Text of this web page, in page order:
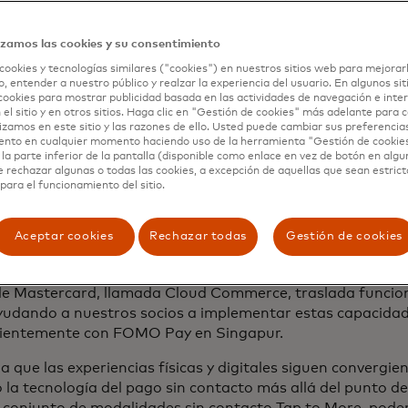
adoptarontap to ride, las billeteras digitales se
sin contacto se convirtieron en una necesidad
sin contacto ahora representa más de dos de
en la red Mastercard. Es memoria muscular. Es un
experiencias de consumo rápidas y seguras y, en
Y es capaz de mucho más.
la tecnología sin contacto para facilitar a los
de pagos a través de sus propios teléfonos
Tap on Phone, ahora disponibles en más de 110
que necesitan opciones de aceptación
soluciones para eliminar colas para grandes minoristas
toquen para compras en vuelo en las principales
las soluciones Tap on Phone con nuestros socios, la
Mastercard, llamada Cloud Commerce, traslada
a nuestros socios a implementar estas
con FOMO Pay en Singapur.
que las experiencias físicas y digitales siguen
la tecnología del pago sin contacto más allá del punto
las cookies y su consentimiento
y tecnologías similares ("cookies") en nuestros sitios web para
entender a nuestro público y realzar la experiencia del usuario. En algunos
para mostrar publicidad basada en las actividades de navegación e
el sitio y en otros sitios. Haga clic en "Gestión de cookies" más adelante para
en este sitio y las razones de ello. Usted puede cambiar sus
en cualquier momento haciendo uso de la herramienta "Gestión de
la parte inferior de la pantalla (disponible como enlace en vez de botón en
rechazar algunas o todas las cookies, a excepción de aquellas que sean
el funcionamiento del sitio.
Aceptar cookies Rechazar todas Gestión de cookies